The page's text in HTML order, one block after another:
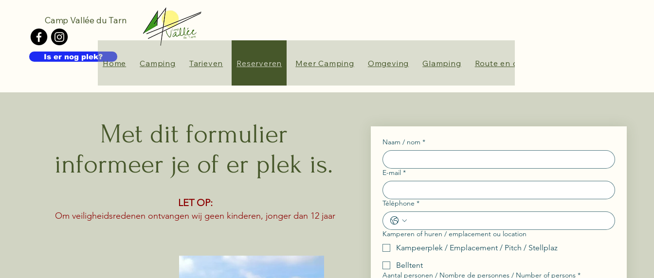
Camp Vallée du Tarn
Is er nog plek?
Home Camping Tarieven Reserveren Meer Camping Omgeving Glamping Route en contact
Met dit formulier
informeer je of er plek is.
LET OP:
Om veiligheidsredenen ontvangen wij geen kinderen, jonger dan 12 jaar
Naam / nom *
E-mail *
Téléphone *
Kamperen of huren / emplacement ou location
Kampeerplek / Emplacement / Pitch / Stellplaz
Belltent
Aantal personen / Nombre de personnes / Number of persons *